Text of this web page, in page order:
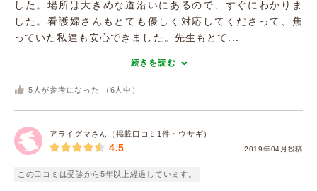
した。場所は大きめな道沿いにあるので、すぐにわかりま
した。看護婦さんもとても優しく対応してくださって、焦
っていた私達も安心できました。先生もとて...
続きを読む
5 人が参考になった （ 6 人中）
アライグマさん（掲載口コミ1件・ウサギ）
2019年04月投稿
4.5
この口コミは受診から5年以上経過しています。